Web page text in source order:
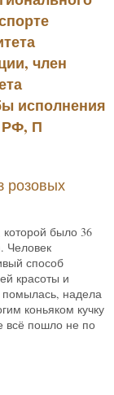
член
исполнения
РФ, П
розовых
которой было 36
Человек
способ
красоты и
надела
коньяком кучку
всё пошло не по